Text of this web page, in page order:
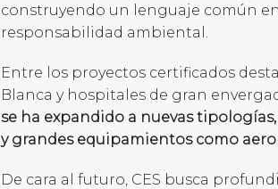
construyendo un lenguaje común
responsabilidad ambiental.
Entre los proyectos certificados
Blanca y hospitales de gran
se ha expandido a nuevas
y grandes equipamientos como
De cara al futuro, CES busca